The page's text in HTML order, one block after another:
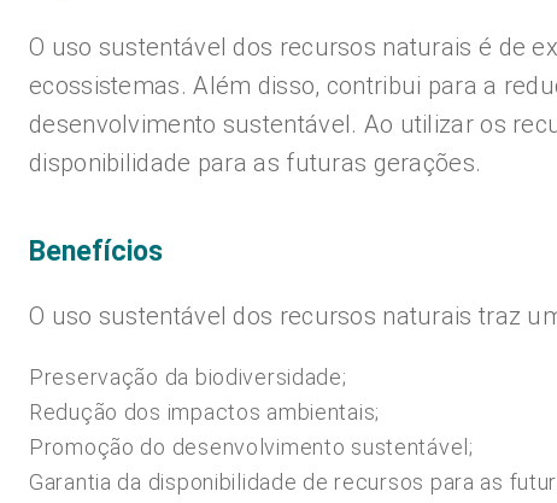
O uso sustentável dos recursos naturais é de
ecossistemas. Além disso, contribui para a
desenvolvimento sustentável. Ao utilizar os
disponibilidade para as futuras gerações.
Benefícios
O uso sustentável dos recursos naturais traz
Preservação da biodiversidade;
Redução dos impactos ambientais;
Promoção do desenvolvimento sustentável;
Garantia da disponibilidade de recursos para as